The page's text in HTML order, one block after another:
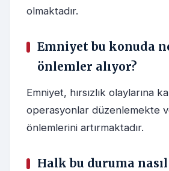
olmaktadır.
Emniyet bu konuda
önlemler alıyor?
Emniyet, hırsızlık olaylarına
operasyonlar düzenlemekte
önlemlerini artırmaktadır.
Halk bu duruma